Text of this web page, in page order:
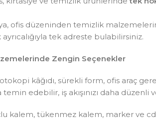
ofis düzeninden temizlik
ayrıcalığıyla tek adreste bulabilirsiniz.
Zengin Seçenekler
kâğıdı, sürekli form, ofis araç
edebilir, iş akışınızı daha
kalem, tükenmez kalem, marker ve